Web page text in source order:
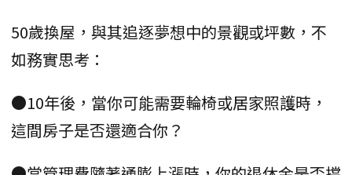
50歲換屋，與其追逐夢想中的景觀或坪數，不
如務實思考：
●10年後，當你可能需要輪椅或居家照護時，
這間房子是否還適合你？